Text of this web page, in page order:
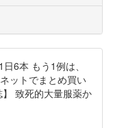
6本 もう1例は、
ットでまとめ買い
致死的大量服薬か